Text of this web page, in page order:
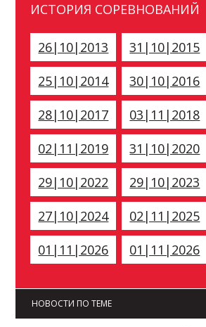
ИСТОРИЯ СОРЕВНОВАНИЙ
26|10|2013
31|10|2015
25|10|2014
30|10|2016
28|10|2017
03|11|2018
02|11|2019
31|10|2020
29|10|2022
29|10|2023
27|10|2024
02|11|2025
01|11|2026
01|11|2026
НОВОСТИ ПО ТЕМЕ